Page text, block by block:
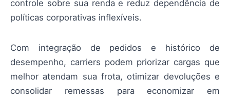
controle sobre sua renda e reduz dependência de
políticas corporativas inflexíveis.
Com integração de pedidos e histórico de
desempenho, carriers podem priorizar cargas que
melhor atendam sua frota, otimizar devoluções e
consolidar remessas para economizar em